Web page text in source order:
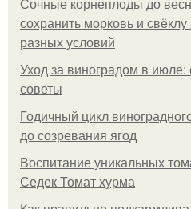
Сочные корнеплоды до
сохранить морковь и
разных условий
Уход за виноградом в
советы
Годичный цикл
до созревания ягод
Воспитание уникальных
Седек Томат хурма